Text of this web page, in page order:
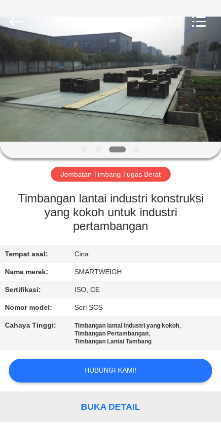
RUMAH
PRODUK
TENTANG
TUR
KONTROL
HUBUNGI
KAMI
PERMINTAAN
PENAWARAN
PRIVACY
CO.,LTD.
All
Rights
Reserved.
Jembatan Timbang Tugas Berat
Timbangan lantai industri konstruksi
yang kokoh untuk industri
pertambangan
Tempat asal: Cina
Nama merek: SMARTWEIGH
Sertifikasi: ISO, CE
Nomor model: Seri SCS
Cahaya Tinggi: Timbangan lantai industri yang kokoh,
Timbangan Pertambangan,
Timbangan Lantai Tambang
HUBUNGI KAMI!
BUKA DETAIL